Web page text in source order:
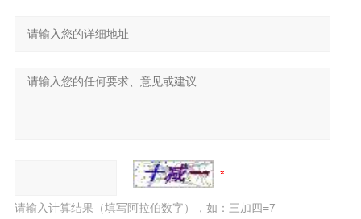
请输入计算结果（填写阿拉伯数字），如：三加四=7